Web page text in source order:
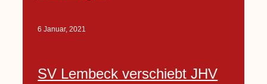
6 Januar, 2021
SV Lembeck verschiebt JHV